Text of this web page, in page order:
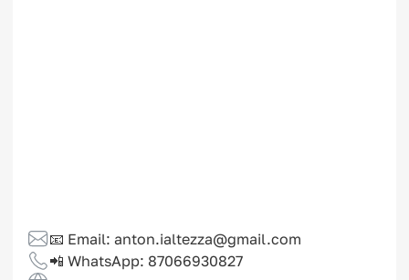
📧 Email: anton.ialtezza@gmail.com
📲 WhatsApp: 87066930827